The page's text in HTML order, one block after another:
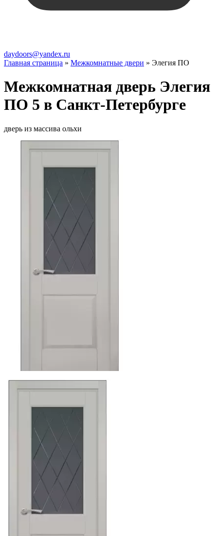
daydoors@yandex.ru
Главная страница » Межкомнатные двери » Элегия ПО
Межкомнатная дверь Элегия
ПО 5 в Санкт-Петербурге
дверь из массива ольхи